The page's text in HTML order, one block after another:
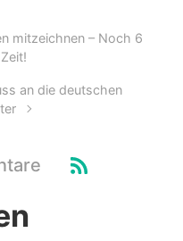
mitzeichnen – Noch 6
an die deutschen